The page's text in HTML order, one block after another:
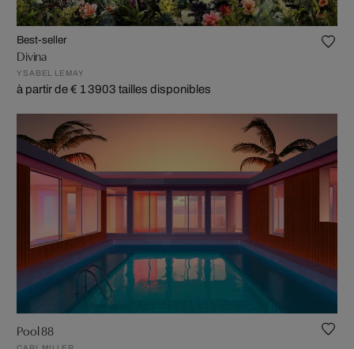
Best-seller
Divina
YSABEL LEMAY
à partir de € 1 3903 tailles disponibles
Pool 88